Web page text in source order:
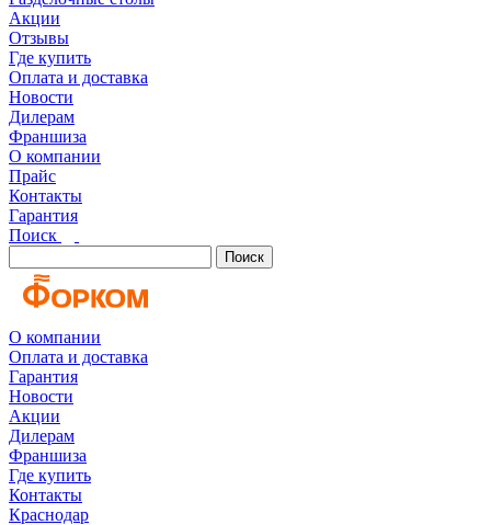
Акции
Отзывы
Где купить
Оплата и доставка
Новости
Дилерам
Франшиза
О компании
Прайс
Контакты
Гарантия
Поиск
Поиск
О компании
Оплата и доставка
Гарантия
Новости
Акции
Дилерам
Франшиза
Где купить
Контакты
Краснодар